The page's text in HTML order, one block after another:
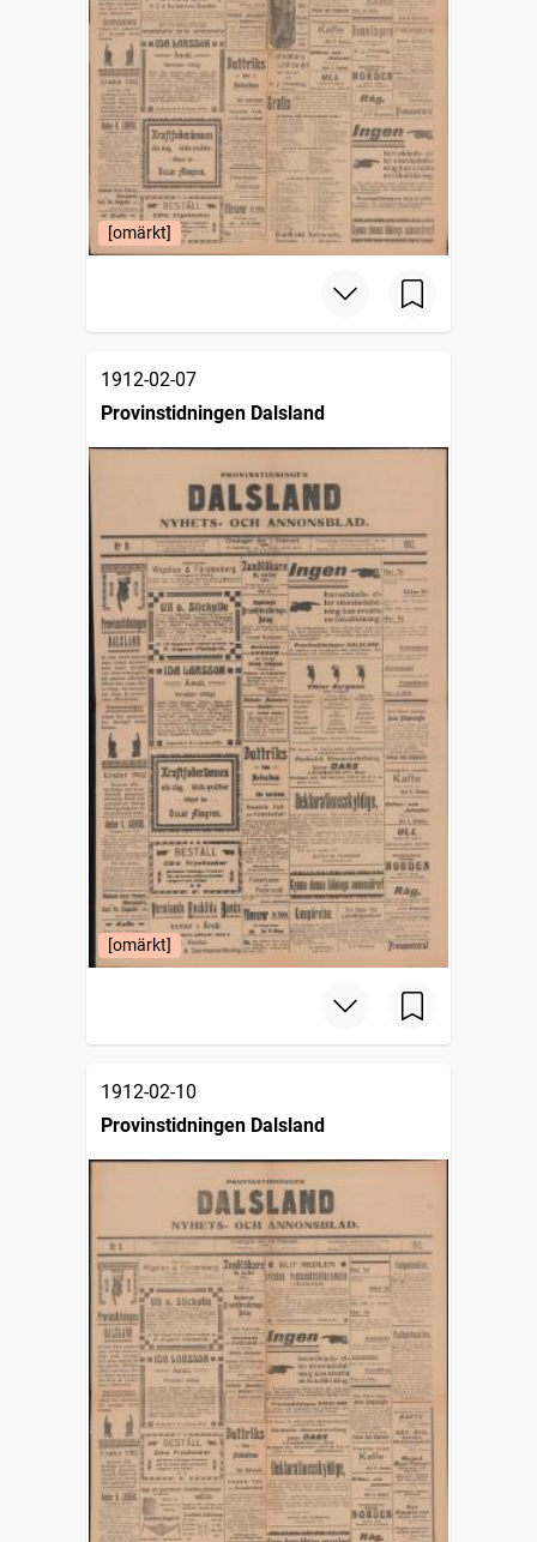
[omärkt]
1912-02-07
Provinstidningen Dalsland
[omärkt]
1912-02-10
Provinstidningen Dalsland